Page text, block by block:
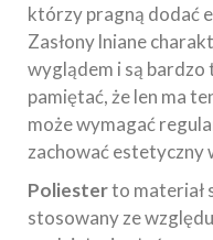
którzy pragną dodać
Zasłony lniane
wyglądem i są bardzo
pamiętać, że len ma
może wymagać
zachować estetyczny
Poliesterto materiał
stosowany ze